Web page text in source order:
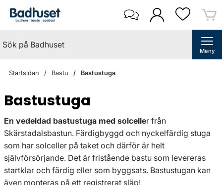
Meny
Startsidan Bastu Bastustuga
Bastustuga
En vedeldad bastustuga med solceller från
Skärstadalsbastun. Färdigbyggd och nyckelfärdig stuga
som har solceller på taket och därför är helt
självförsörjande. Det är fristående bastu som levereras
startklar och färdig eller som byggsats. Bastustugan kan
även monteras på ett registrerat släp!